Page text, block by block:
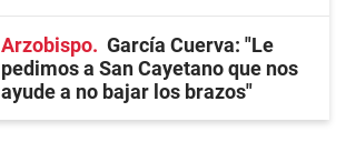
Arzobispo
García Cuerva: "Le
pedimos a San Cayetano que nos
ayude a no bajar los brazos"